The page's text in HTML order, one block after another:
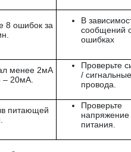
8 ошибок за
В
сообщений
ошибках
менее 2мА
– 20мА.
Проверьте
/ сигнальные
провода.
питающей
Проверьте
напряжение
питания.